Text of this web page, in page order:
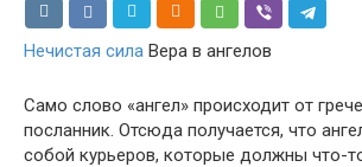
Нечистая сила Вера в ангелов
Само слово «ангел» происходит от
посланник. Отсюда получается, что
собой курьеров, которые должны что-